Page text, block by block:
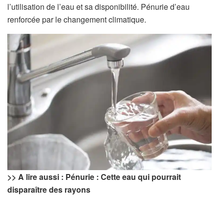
l’utilisation de l’eau et sa disponibilité. Pénurie d’eau
renforcée par le changement climatique.
>> A lire aussi : Pénurie : Cette eau qui pourrait
disparaître des rayons